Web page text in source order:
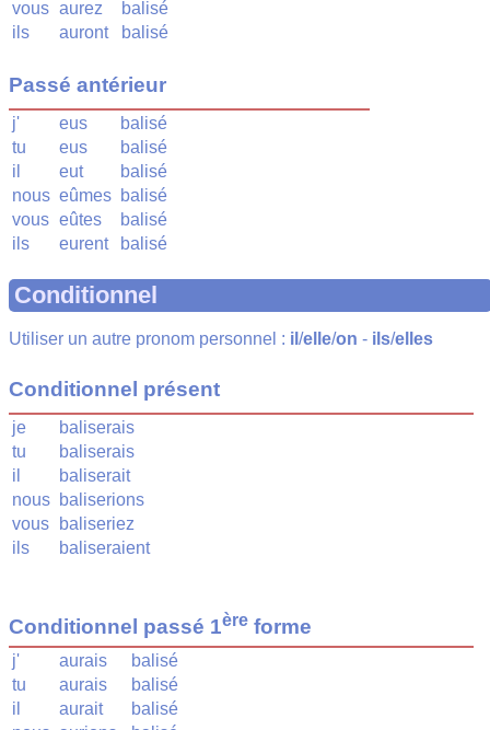
vous aurez
balisé
ils
auront balisé
Passé antérieur
j' eus
balisé
tu
eus
balisé
il
eut
balisé
nous eûmes balisé
vous eûtes
balisé
ils
eurent balisé
Conditionnel
Utiliser un autre pronom personnel : il /elle/on - ils/elles
Conditionnel présent
je
baliserais
tu
baliserais
il
baliserait
nous baliserions
vous
baliseriez
ils
baliseraient
Conditionnel passé 1ère forme
j' aurais
balisé
tu
aurais
balisé
il
aurait
balisé